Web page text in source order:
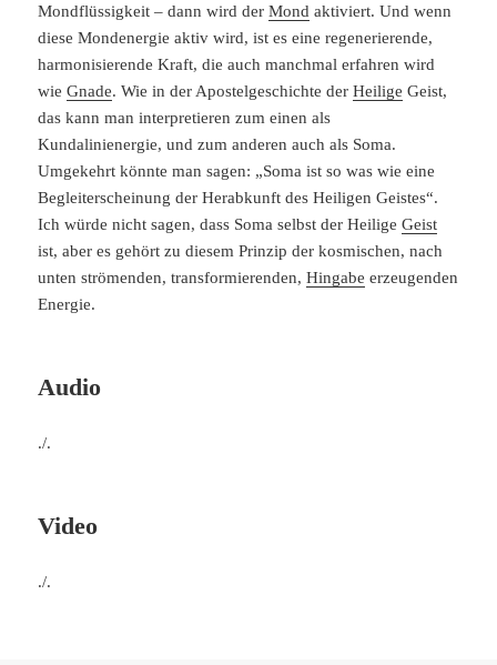
Mondflüssigkeit – dann wird derMond aktiviert. Und wenn
diese Mondenergie aktiv wird, ist es eine regenerierende,
harmonisierende Kraft, die auch manchmal erfahren wird
wieGnade. Wie in der Apostelgeschichte derHeilige Geist,
das kann man interpretieren zum einen als
Kundalinienergie, und zum anderen auch als Soma.
Umgekehrt könnte man sagen: „Soma ist so was wie eine
Begleiterscheinung der Herabkunft des Heiligen Geistes“.
Ich würde nicht sagen, dass Soma selbst der HeiligeGeist
ist, aber es gehört zu diesem Prinzip der kosmischen, nach
unten strömenden, transformierenden,Hingabe erzeugenden
Energie.
Audio
./.
Video
./.